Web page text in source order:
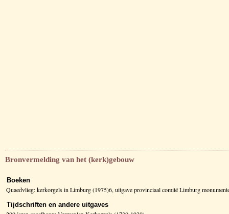
Bronvermelding van het (kerk)gebouw
Boeken
Quaedvlieg: kerkorgels in Limburg (1975)6, uitgave provinciaal comité Limburg
Tijdschriften en andere uitgaves